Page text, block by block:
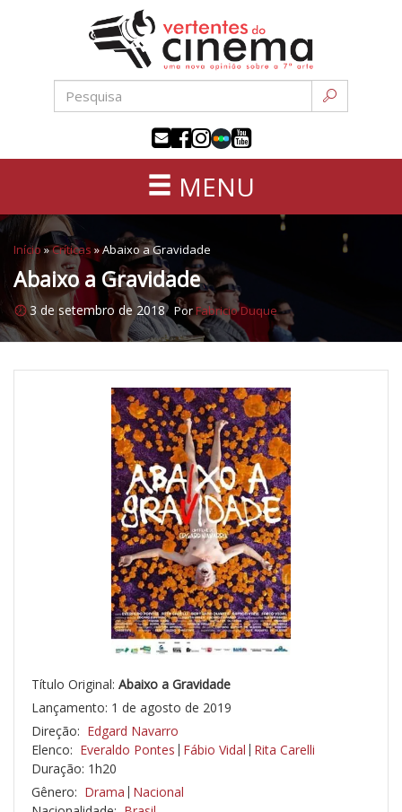
conteúdo
sétima
MENU
Início »Críticas »Abaixo a Gravidade
Abaixo a Gravidade
3 de setembro de 2018 Por Fabricio Duque
Título Original: Abaixo a Gravidade
Lançamento: 1 de agosto de 2019
Direção: Edgard Navarro
Elenco: Everaldo Pontes Fábio Vidal Rita Carelli
Duração: 1h20
Gênero: Drama Nacional